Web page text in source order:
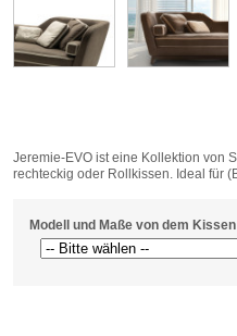
Jeremie-EVO ist eine Kollektion von
rechteckig oder Rollkissen. Ideal für
Modell und Maße von dem Kissen